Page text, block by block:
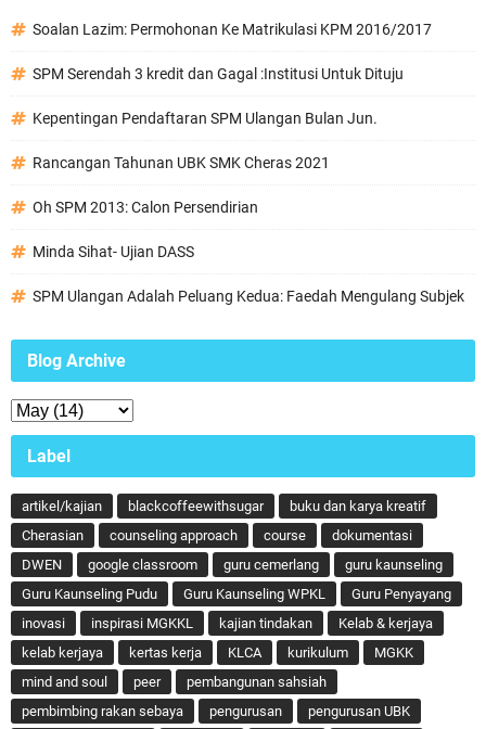
Soalan Lazim: Permohonan Ke Matrikulasi KPM 2016/2017
SPM Serendah 3 kredit dan Gagal :Institusi Untuk Dituju
Kepentingan Pendaftaran SPM Ulangan Bulan Jun.
Rancangan Tahunan UBK SMK Cheras 2021
Oh SPM 2013: Calon Persendirian
Minda Sihat- Ujian DASS
SPM Ulangan Adalah Peluang Kedua: Faedah Mengulang Subjek
Blog Archive
Label
artikel/kajian blackcoffeewithsugar
buku dan karya kreatif
Cherasian
counseling approach course
dokumentasi
DWEN
google classroom guru cemerlang
guru kaunseling
Guru Kaunseling Pudu
Guru Kaunseling WPKL
Guru Penyayang
inovasi
inspirasi MGKKL kajian tindakan
Kelab & kerjaya
kelab kerjaya
kertas kerja KLCA kurikulum
MGKK
mind and soul
peer
pembangunan sahsiah
pembimbing rakan sebaya
pengurusan
pengurusan UBK